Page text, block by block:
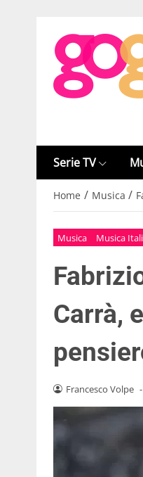
Serie TV
Home / Musica /
Musica Musica
Carrà,
Francesco Volpe -